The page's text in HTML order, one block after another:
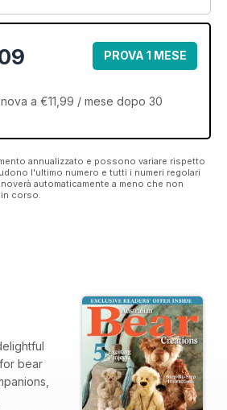
PROVA 1 MESE
a €11,99 / mese dopo 30
annualizzato e possono variare rispetto
l'ultimo numero e tutti i numeri regolari
automaticamente a meno che non
in corso.
bear